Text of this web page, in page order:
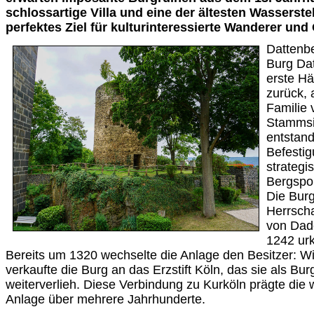
schlossartige Villa und eine der ältesten
perfektes Ziel für kulturinteressierte Wanderer und
Burg
erste
zurück,
Familie
Die
von
1242
Bereits um 1320 wechselte die Anlage den Besitzer:
verkaufte die Burg an das Erzstift Köln, das sie als
weiterverlieh. Diese Verbindung zu Kurköln prägte die
Anlage über mehrere Jahrhunderte.